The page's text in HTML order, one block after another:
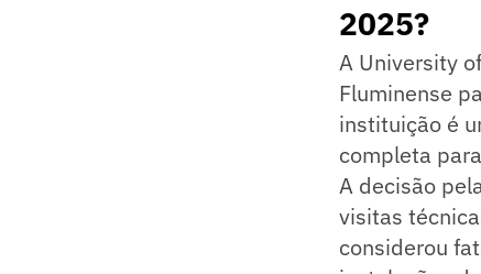
2025?
A University
Fluminense
instituição é
completa
A decisão
visitas
considerou